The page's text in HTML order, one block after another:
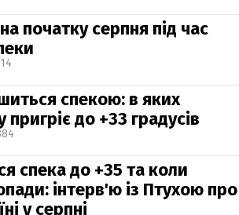
початку серпня під час
спекою: в яких
пригріє до +33 градусів
спека до +35 та коли
інтерв'ю із Птухою про
у серпні